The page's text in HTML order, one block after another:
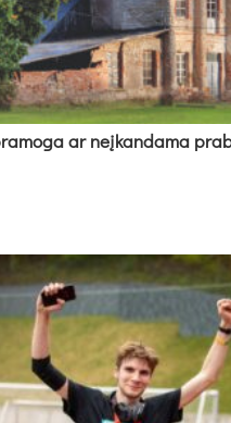
ar neį­kan­da­ma